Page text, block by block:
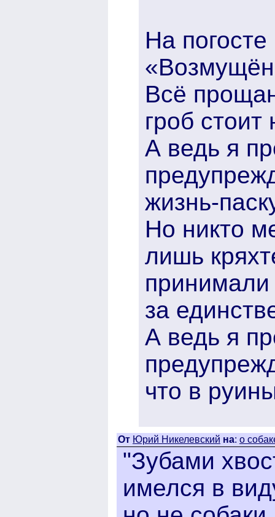
На
Всё
гроб
А ведь я
жизнь-
Но никто
лишь
за
А ведь я
что в
От Юрий Никелевский на: о
"Зубами
имелся в